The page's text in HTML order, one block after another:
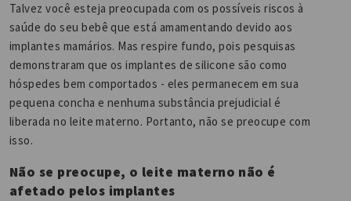
Talvez você esteja preocupada com os possíveis riscos à
saúde do seu bebê que está amamentando devido aos
implantes mamários. Mas respire fundo, pois pesquisas
demonstraram que os implantes de silicone são como
hóspedes bem comportados - eles permanecem em sua
pequena concha e nenhuma substância prejudicial é
liberada no leite materno. Portanto, não se preocupe com
isso.
Não se preocupe, o leite materno não é
afetado pelos implantes